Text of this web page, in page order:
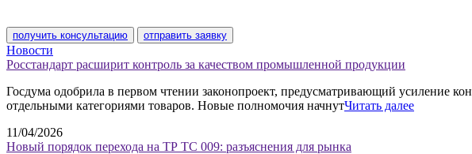
получить консультацию отправить заявку
Новости
Росстандарт расширит контроль за качеством промышленной продукции
Госдума одобрила в первом чтении законопроект, предусматривающий усиление
отдельными категориями товаров. Новые полномочия начнутЧитать далее
11/04/2026
Новый порядок перехода на ТР ТС 009: разъяснения для рынка